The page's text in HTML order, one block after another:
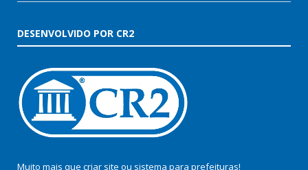
DESENVOLVIDO POR CR2
Muito mais que criar site ou sistema para prefeituras!